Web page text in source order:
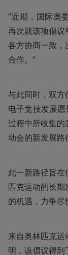
“近期，国际奥
再次就该项倡议
各方协商一致
合作。”
与此同时，双
电子竞技发展
过程中所收集
动会的新发展路
此一新路径旨
匹克运动的长
的机遇，力争尽
来自奥林匹克
明，该倡议得到